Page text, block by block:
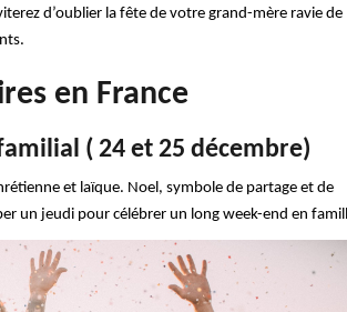
d’oublier la fête de votre grand-mère ravie de
en France
( 24 et 25 décembre)
et laïque. Noel, symbole de partage et de
un jeudi pour célébrer un long week-end en